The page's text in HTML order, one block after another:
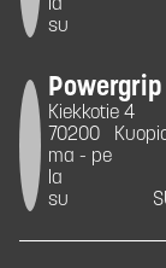
la
su
Kiekkotie 4
70200
ma - pe
la
su